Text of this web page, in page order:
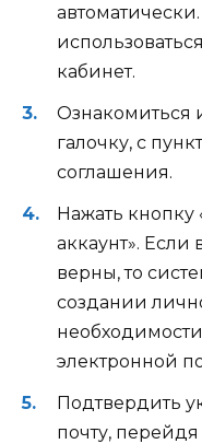
кабинет.
Ознакомиться
галочку, с
соглашения.
Нажать кнопку
аккаунт».
верны, то
создании
электронной
Подтвердить
почту,